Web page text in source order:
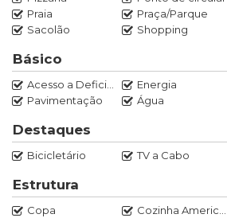
infraestrutura da Barra da Tijuca.
Agende uma visita conosco.
Marcos Rocha
21 97020-0520
Praia
Praça/Parque
Sacolão
Shopping
Básico
Acesso a Deficientes Energia
Pavimentação
Água
Destaques
Bicicletário TV a Cabo
Estrutura
Copa Cozinha Americana